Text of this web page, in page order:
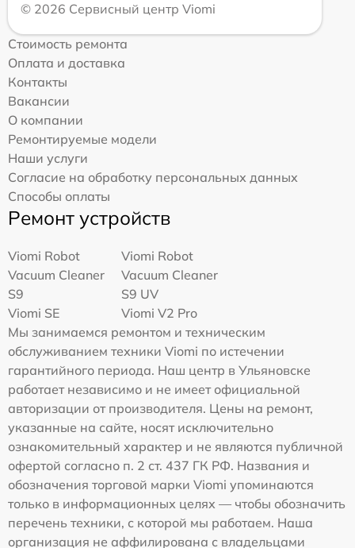
© 2026 Сервисный центр Viomi
Стоимость ремонта
Оплата и доставка
Контакты
Вакансии
О компании
Ремонтируемые модели
Наши услуги
Согласие на обработку персональных данных
Способы оплаты
Ремонт устройств
Viomi Robot
Vacuum Cleaner
S9
Viomi Robot
Vacuum Cleaner
S9 UV
Viomi SE
Viomi V2 Pro
Мы занимаемся ремонтом и техническим
обслуживанием техники Viomi по истечении
гарантийного периода. Наш центр в Ульяновске
работает независимо и не имеет официальной
авторизации от производителя. Цены на ремонт,
указанные на сайте, носят исключительно
ознакомительный характер и не являются публичной
офертой согласно п. 2 ст. 437 ГК РФ. Названия и
обозначения торговой марки Viomi упоминаются
только в информационных целях — чтобы обозначить
перечень техники, с которой мы работаем. Наша
организация не аффилирована с владельцами